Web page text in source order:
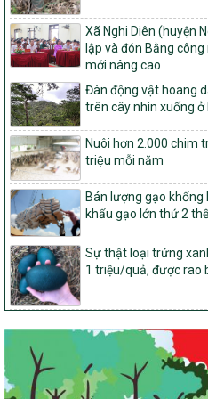
103/PTNT-NTM
Về việc đăng ký thực hiện Dự án
Dự án 2 – Chương trình Mục tiêu
giai đoạn 2021-2025 được kéo dài
827/QĐ-BNNMT
Quyết định Ban hành Kế hoạch
mục tiêu quốc gia xây dựng
vững và phát triển kinh tế – xã
số và miền núi giai đoạn 2026-
đến năm 2030
14/2026/TT-BNNMT
Hướng dẫn thực hiện một số nội
tiêu chí quốc gia về nông thôn
phạm vi quản lý nhà nước của Bộ
417/QĐ-BNNMT
Phê duyệt Chương trình mục
mới, giảm nghèo bền vững và
đồng bào dân tộc thiểu số và
đoạn I: Từ năm 2026 đến năm 2030
Nghị quyết số 08/2026/NQ-
Xã Nghi Diên (huyện
lập và đón Bằng
mới nâng cao
Đàn động vật hoang
trên cây nhìn xuống ở
Nuôi hơn 2.000 chim
triệu mỗi năm
Bán lượng gạo khổng
khẩu gạo lớn thứ 2
Sự thật loại trứng
1 triệu/quả, được rao